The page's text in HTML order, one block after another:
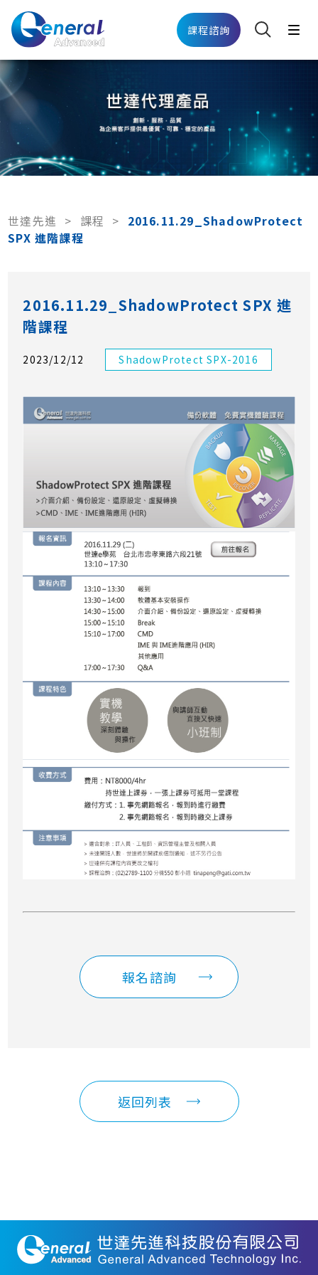
課程諮詢
世達先進 > 課程 > 2016.11.29_ShadowProtect
SPX 進階課程
2016.11.29_ShadowProtect SPX 進
階課程
2023/12/12 ShadowProtect SPX-2016
報名諮詢
返回列表